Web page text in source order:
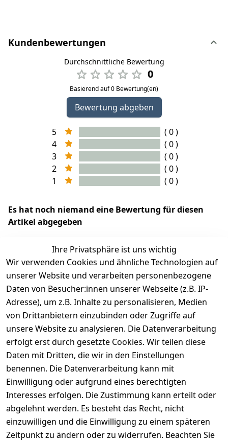
Kundenbewertungen
Durchschnittliche Bewertung
0
Basierend auf 0 Bewertung(en)
Bewertung abgeben
5
( 0 )
4
( 0 )
3
( 0 )
2
( 0 )
1
( 0 )
Es hat noch niemand eine Bewertung für diesen
Artikel abgegeben
EU-Verantwortliche Person - klicken Sie für Details
Ihre Privatsphäre ist uns wichtig
Wir verwenden Cookies und ähnliche Technologien auf
unserer Website und verarbeiten personenbezogene
Daten von Besucher:innen unserer Webseite (z.B. IP-
Adresse), um z.B. Inhalte zu personalisieren, Medien
von Drittanbietern einzubinden oder Zugriffe auf
unsere Website zu analysieren. Die Datenverarbeitung
erfolgt erst durch gesetzte Cookies. Wir teilen diese
Daten mit Dritten, die wir in den Einstellungen
benennen. Die Datenverarbeitung kann mit
Einwilligung oder aufgrund eines berechtigten
Interesses erfolgen. Die Zustimmung kann erteilt oder
abgelehnt werden. Es besteht das Recht, nicht
einzuwilligen und die Einwilligung zu einem späteren
Zeitpunkt zu ändern oder zu widerrufen. Beachten Sie
Rechtliches
AGB
Impressum
Services
Kontakt
Registrieren
Zahlungsm
öglichkeite
n
Versanddie
nstleister